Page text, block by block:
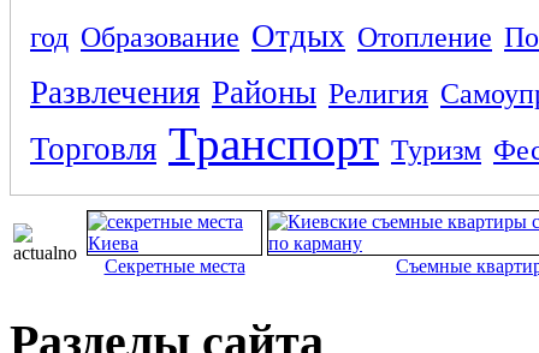
год Образование Отдых Отопление
Развлечения Районы Религия
Торговля Транспорт Туризм
Секретные места Съемные
Разделы сайта